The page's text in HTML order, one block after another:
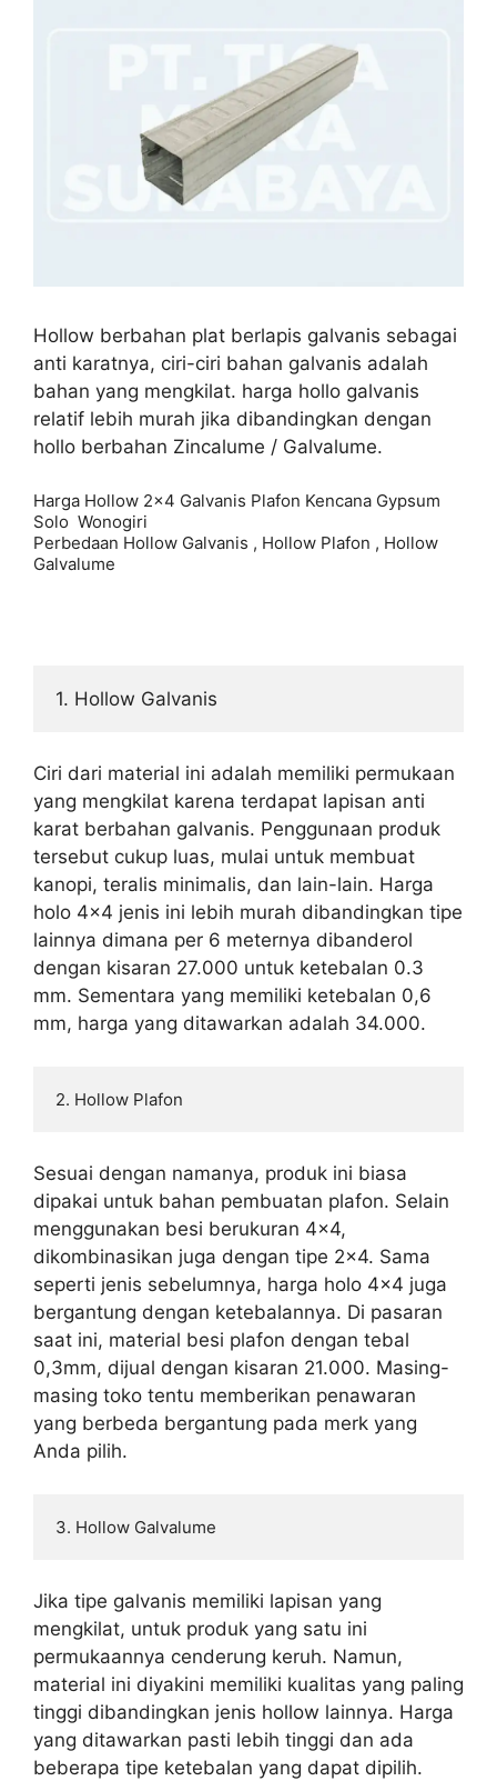
Hollow berbahan plat berlapis galvanis sebagai
anti karatnya, ciri-ciri bahan galvanis adalah
bahan yang mengkilat. harga hollo galvanis
relatif lebih murah jika dibandingkan dengan
hollo berbahan Zincalume / Galvalume.
Harga Hollow 2x4 Galvanis Plafon Kencana Gypsum
Solo  Wonogiri
Perbedaan Hollow Galvanis , Hollow Plafon , Hollow
Galvalume
1. Hollow Galvanis
Ciri dari material ini adalah memiliki permukaan
yang mengkilat karena terdapat lapisan anti
karat berbahan galvanis. Penggunaan produk
tersebut cukup luas, mulai untuk membuat
kanopi, teralis minimalis, dan lain-lain. Harga
holo 4×4 jenis ini lebih murah dibandingkan tipe
lainnya dimana per 6 meternya dibanderol
dengan kisaran 27.000 untuk ketebalan 0.3
mm. Sementara yang memiliki ketebalan 0,6
mm, harga yang ditawarkan adalah 34.000.
2. Hollow Plafon
Sesuai dengan namanya, produk ini biasa
dipakai untuk bahan pembuatan plafon. Selain
menggunakan besi berukuran 4×4,
dikombinasikan juga dengan tipe 2×4. Sama
seperti jenis sebelumnya, harga holo 4×4 juga
bergantung dengan ketebalannya. Di pasaran
saat ini, material besi plafon dengan tebal
0,3mm, dijual dengan kisaran 21.000. Masing-
masing toko tentu memberikan penawaran
yang berbeda bergantung pada merk yang
Anda pilih.
3. Hollow Galvalume
Jika tipe galvanis memiliki lapisan yang
mengkilat, untuk produk yang satu ini
permukaannya cenderung keruh. Namun,
material ini diyakini memiliki kualitas yang paling
tinggi dibandingkan jenis hollow lainnya. Harga
yang ditawarkan pasti lebih tinggi dan ada
beberapa tipe ketebalan yang dapat dipilih.